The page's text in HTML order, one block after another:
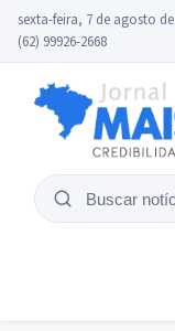
sexta-feira, 7 de agosto de
(62) 99926-2668
Buscar